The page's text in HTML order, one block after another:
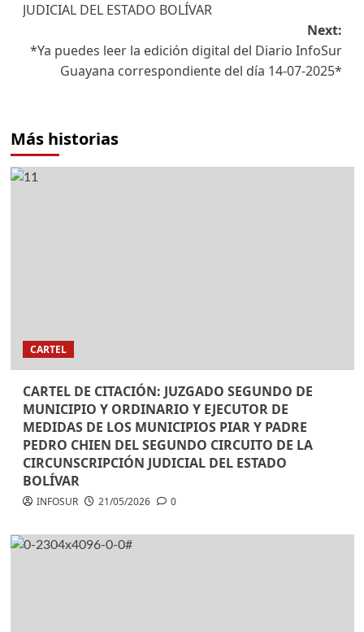
JUDICIAL DEL ESTADO BOLÍVAR
Next:
*Ya puedes leer la edición digital del Diario InfoSur
Guayana correspondiente del día 14-07-2025*
Más historias
CARTEL
CARTEL DE CITACIÓN: JUZGADO SEGUNDO DE
MUNICIPIO Y ORDINARIO Y EJECUTOR DE
MEDIDAS DE LOS MUNICIPIOS PIAR Y PADRE
PEDRO CHIEN DEL SEGUNDO CIRCUITO DE LA
CIRCUNSCRIPCIÓN JUDICIAL DEL ESTADO
BOLÍVAR
INFOSUR 21/05/2026 0